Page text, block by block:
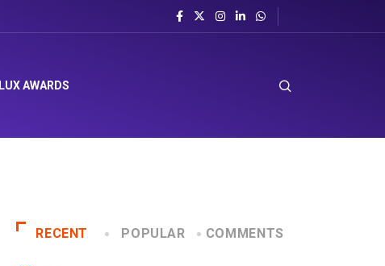
LUX AWARDS
RECENT POPULAR COMMENTS